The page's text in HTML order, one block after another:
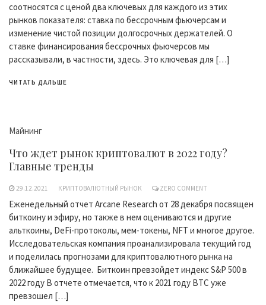
соотносятся с ценой два ключевых для каждого из этих
рынков показателя: ставка по бессрочным фьючерсам и
изменение чистой позиции долгосрочных держателей. О
ставке финансирования бессрочных фьючерсов мы
рассказывали, в частности, здесь. Это ключевая для […]
ЧИТАТЬ ДАЛЬШЕ
Майнинг
Что ждет рынок криптовалют в 2022 году?
Главные тренды
29.12.2021 КРИПТОВАЛЮТНЫЙ РЫНОК ZERO COMMENT
Еженедельный отчет Arcane Research от 28 декабря посвящен
биткоину и эфиру, но также в нем оцениваются и другие
альткоины, DeFi-протоколы, мем-токены, NFT и многое другое.
Исследовательская компания проанализировала текущий год
и поделилась прогнозами для криптовалютного рынка на
ближайшее будущее. Биткоин превзойдет индекс S&P 500 в
2022 году В отчете отмечается, что к 2021 году BTC уже
превзошел […]